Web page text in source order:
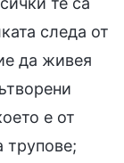
следа от
да живея
е от
трупове;